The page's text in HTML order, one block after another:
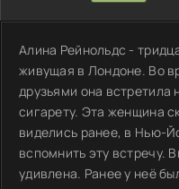
Алина Рейнольдс -
живущая в Лондоне. Во
друзьями она встретила
сигарету. Эта женщина
виделись ранее, в Нью-
вспомнить эту встречу.
удивлена. Ранее у неё